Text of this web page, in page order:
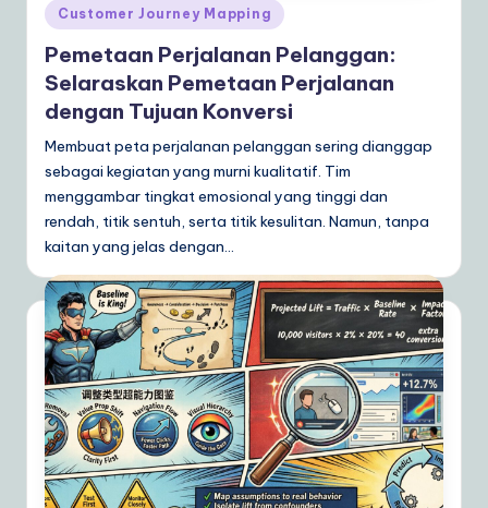
Posted
in
Customer Journey Mapping
Pemetaan Perjalanan Pelanggan:
Selaraskan Pemetaan Perjalanan
dengan Tujuan Konversi
Membuat peta perjalanan pelanggan sering dianggap
sebagai kegiatan yang murni kualitatif. Tim
menggambar tingkat emosional yang tinggi dan
rendah, titik sentuh, serta titik kesulitan. Namun, tanpa
kaitan yang jelas dengan…